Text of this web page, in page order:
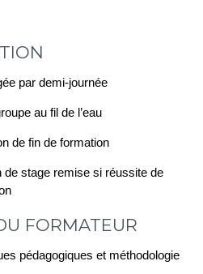
par demi-journée
au fil de l’eau
de fin de formation
de stage remise si réussite de
FORMATEUR
pédagogiques et méthodologie